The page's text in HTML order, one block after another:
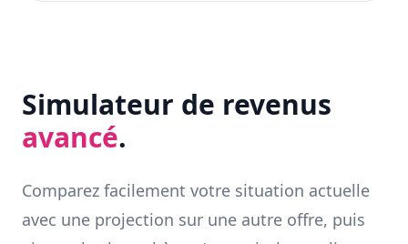
Simulateur de revenus
avancé.
Comparez facilement votre situation actuelle
avec une projection sur une autre offre, puis